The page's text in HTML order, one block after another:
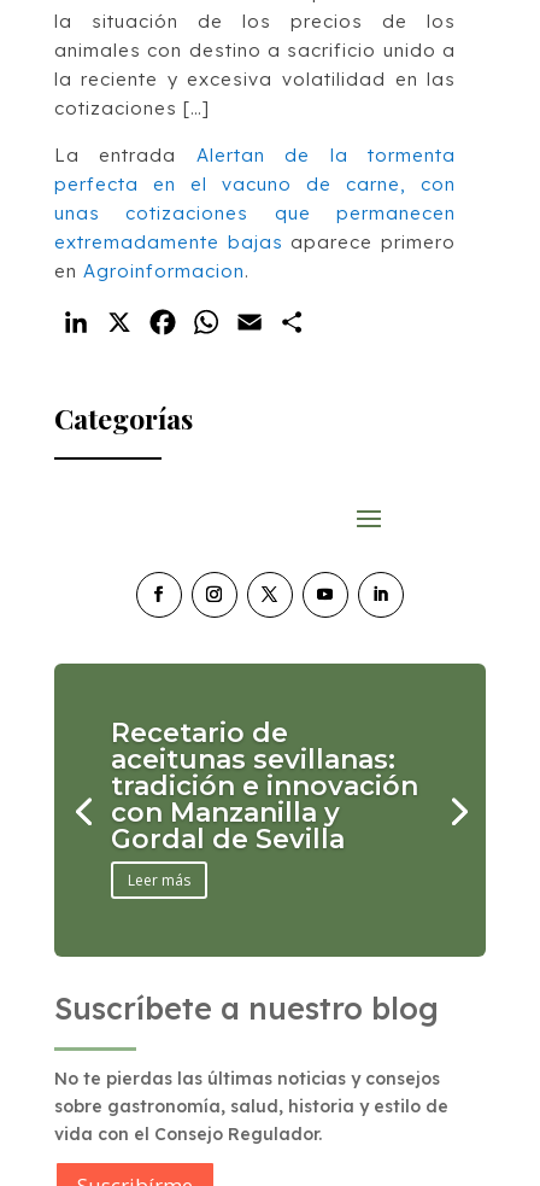
la situación de los precios de los
animales con destino a sacrificio unido a
la reciente y excesiva volatilidad en las
cotizaciones […]
La entrada Alertan de la tormenta
perfecta en el vacuno de carne, con
unas cotizaciones que permanecen
extremadamente bajas aparece primero
en Agroinformacion.
LinkedIn FacebookWhatsApp
Email
Categorías
Recetario de
aceitunas sevillanas:
tradición e innovación
con Manzanilla y
Gordal de Sevilla
Leer más
Suscríbete a nuestro blog
No te pierdas las últimas noticias y consejos
sobre gastronomía, salud, historia y estilo de
vida con el Consejo Regulador.